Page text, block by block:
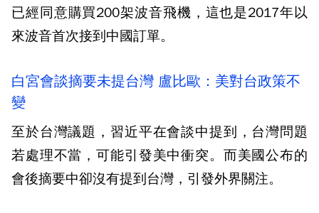
已經同意購買200架波音飛機，這也是2017年以
來波音首次接到中國訂單。
白宮會談摘要未提台灣 盧比歐：美對台政策不
變
至於台灣議題，習近平在會談中提到，台灣問題
若處理不當，可能引發美中衝突。而美國公布的
會後摘要中卻沒有提到台灣，引發外界關注。